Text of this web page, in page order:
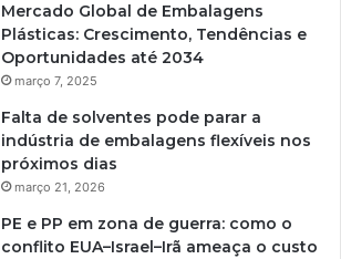
Mercado Global de Embalagens
Plásticas: Crescimento, Tendências e
Oportunidades até 2034
março 7, 2025
Falta de solventes pode parar a
indústria de embalagens flexíveis nos
próximos dias
março 21, 2026
PE e PP em zona de guerra: como o
conflito EUA–Israel–Irã ameaça o custo